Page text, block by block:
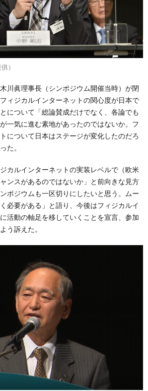
）
川眞理事長（シンポジウム開催当時）が閉
ィジカルインターネットの関心度が日本で
について「総論賛成だけでなく、各論でも
一気に進む素地があったのではないか。フ
について日本はステージが変化したのだろ
た。
カルインターネットの実装レベルで（欧米
ンスがあるのではないか」と前向きな見方
ポジウムも一区切りにしたいと思う。ムー
必要がある」と語り、今後はフィジカルイ
活動の軸足を移していくことを宣言、参加
う訴えた。